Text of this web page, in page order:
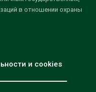
в отношении охраны
и cookies